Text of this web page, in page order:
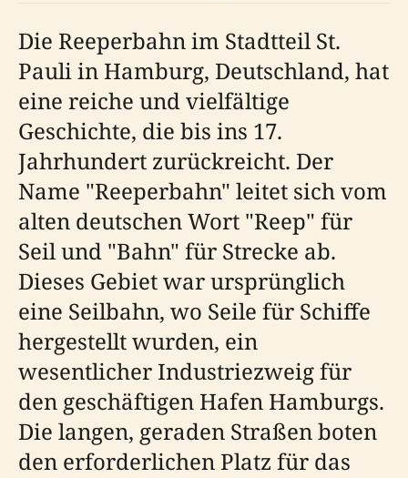
Die Reeperbahn im Stadtteil St.
Pauli in Hamburg, Deutschland, hat
eine reiche und vielfältige
Geschichte, die bis ins 17.
Jahrhundert zurückreicht. Der
Name "Reeperbahn" leitet sich vom
alten deutschen Wort "Reep" für
Seil und "Bahn" für Strecke ab.
Dieses Gebiet war ursprünglich
eine Seilbahn, wo Seile für Schiffe
hergestellt wurden, ein
wesentlicher Industriezweig für
den geschäftigen Hafen Hamburgs.
Die langen, geraden Straßen boten
den erforderlichen Platz für das